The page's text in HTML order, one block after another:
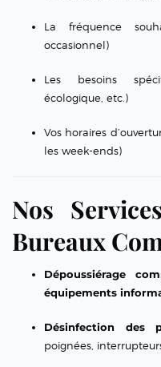
La fréquence
occasionnel)
Les besoins
écologique, etc.)
Vos horaires
les week-ends)
Nos
Bureaux
Dépoussiérage
équipements
Désinfection des
poignées,